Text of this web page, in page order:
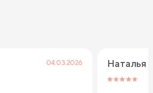
04.03.2026 Наталья